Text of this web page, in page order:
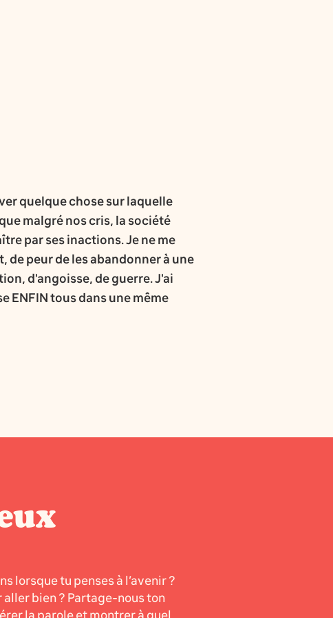
quelque chose sur laquelle
malgré nos cris, la société
par ses inactions. Je ne me
de peur de les abandonner à une
d'angoisse, de guerre. J'ai
ENFIN tous dans une même
lorsque tu penses à l’avenir ?
bien ? Partage-nous ton
la parole et montrer à quel